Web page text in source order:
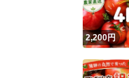
2,200円